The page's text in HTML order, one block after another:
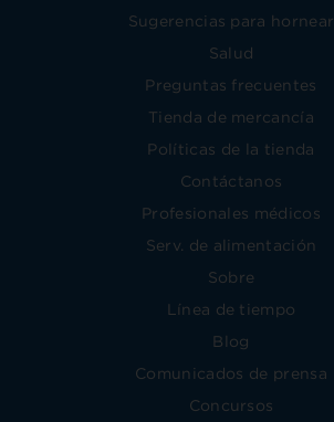
Sugerencias para hornear
Salud
Preguntas frecuentes
Tienda de mercancía
Políticas de la tienda
Contáctanos
Profesionales médicos
Serv. de alimentación
Sobre
Línea de tiempo
Blog
Comunicados de prensa
Concursos